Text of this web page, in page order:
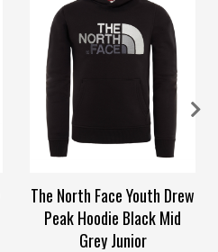
The North Face Youth Drew
Peak Hoodie Black Mid
Grey Junior